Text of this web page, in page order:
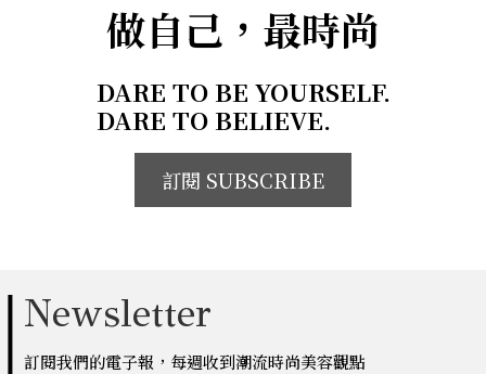
做自己，最時尚
DARE TO BE YOURSELF.
DARE TO BELIEVE.
訂閱 SUBSCRIBE
Newsletter
訂閱我們的電子報，每週收到潮流時尚美容觀點